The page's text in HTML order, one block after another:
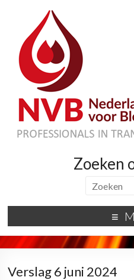
Zoeken
Verslag 6 juni 2024